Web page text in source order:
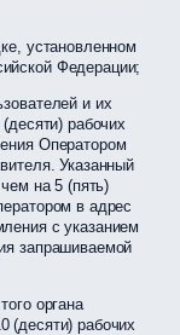
установленном
Федерации;
и их
рабочих
Оператором
Указанный
на 5 (пять)
в адрес
с указанием
запрашиваемой
органа
(десяти) рабочих